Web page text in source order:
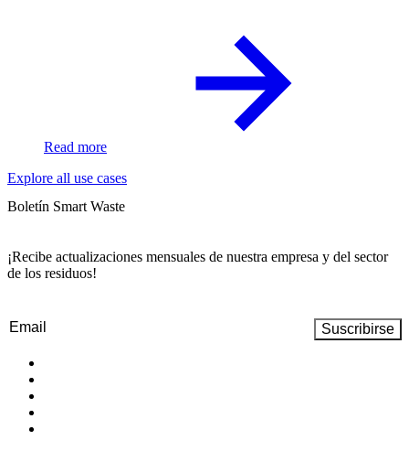
Read more
Explore all use cases
Boletín Smart Waste
¡Recibe actualizaciones mensuales de nuestra empresa y del sector
de los residuos!
Email(Obligatorio)